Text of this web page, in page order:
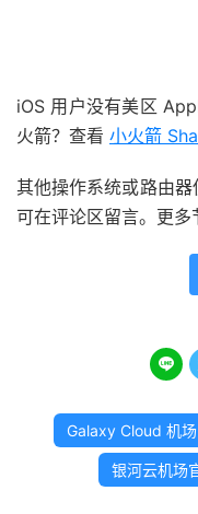
iOS 用户没有美区
火箭？查看 小火箭
其他操作系统或路由
可在评论区留言。更多

Galaxy Cloud 机场
银河云机场